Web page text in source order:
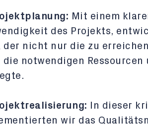
Mit einem
des Projekts,
der nicht nur die zu
die notwendigen
In dieser
wir das